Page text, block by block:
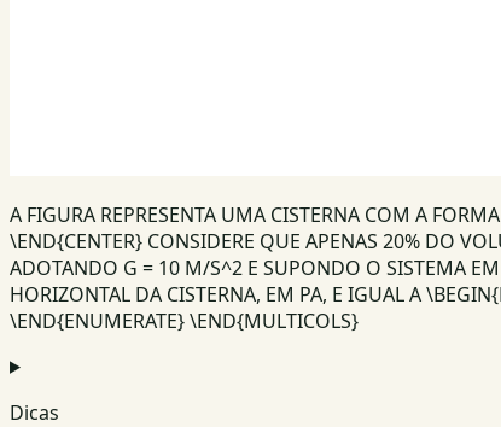
A FIGURA REPRESENTA UMA CISTERNA COM A
\END{CENTER} CONSIDERE QUE APENAS 20% DO
ADOTANDO G = 10 M/S^2 E SUPONDO O SISTEMA EM
HORIZONTAL DA CISTERNA, EM PA, E IGUAL A
\END{ENUMERATE} \END{MULTICOLS}
Dicas